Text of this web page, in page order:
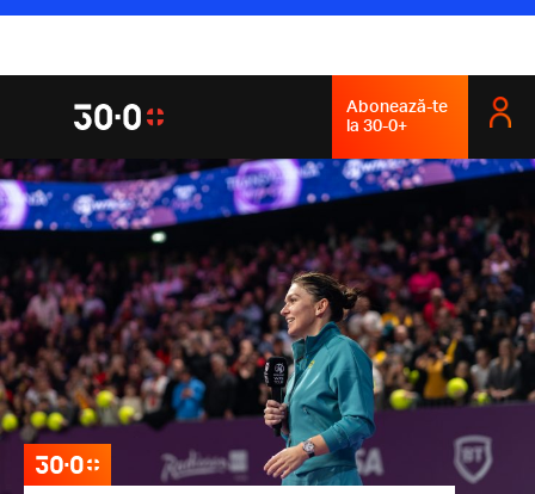
Abonează-te
la 30-0+